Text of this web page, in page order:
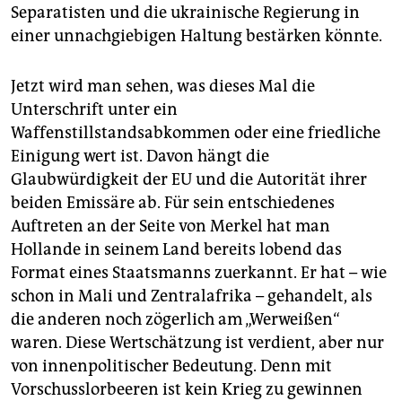
Separatisten und die ukrainische Regierung in
einer unnachgiebigen Haltung bestärken könnte.
Jetzt wird man sehen, was dieses Mal die
Unterschrift unter ein
Waffenstillstandsabkommen oder eine friedliche
Einigung wert ist. Davon hängt die
Glaubwürdigkeit der EU und die Autorität ihrer
beiden Emissäre ab. Für sein entschiedenes
Auftreten an der Seite von Merkel hat man
Hollande in seinem Land bereits lobend das
Format eines Staatsmanns zuerkannt. Er hat – wie
schon in Mali und Zentralafrika – gehandelt, als
die anderen noch zögerlich am „Werweißen“
waren. Diese Wertschätzung ist verdient, aber nur
von innenpolitischer Bedeutung. Denn mit
Vorschusslorbeeren ist kein Krieg zu gewinnen